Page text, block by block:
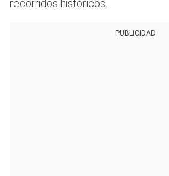
recorridos históricos.
PUBLICIDAD